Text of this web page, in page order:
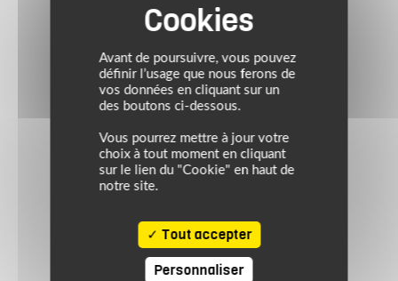
Avant de poursuivre, vous pouvez
définir l’usage que nous ferons de
vos données en cliquant sur un
des boutons ci-dessous.
Vous pourrez mettre à jour votre
choix à tout moment en cliquant
sur le lien du "Cookie" en haut de
notre site.
Tout accepter
Personnaliser